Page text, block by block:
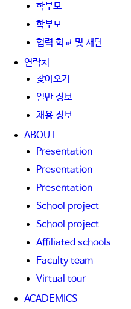
학부모
학부모
협력 학교 및 재단
연락처
찾아오기
일반 정보
채용 정보
ABOUT
Presentation
Presentation
Presentation
School project
School project
Affiliated schools
Faculty team
Virtual tour
ACADEMICS